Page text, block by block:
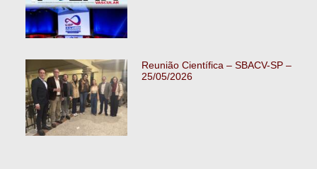
Reunião Científica – SBACV-SP –
25/05/2026